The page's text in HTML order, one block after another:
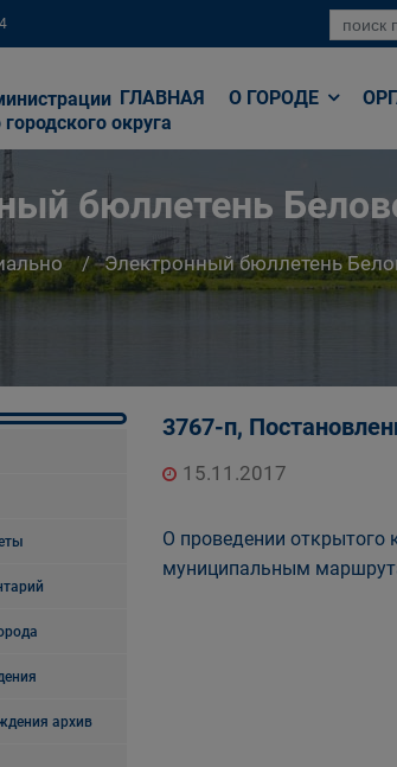
округа
ГЛАВНАЯ О ГОРОДЕ
бюллетень
Электронный бюллетень
архив
3767-п,
15.11.2017
О проведении открытого
муниципальным